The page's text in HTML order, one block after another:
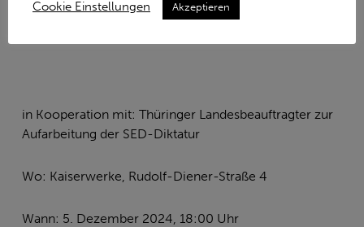
in Kooperation mit: Thüringer Landesbeauftragter zur
Aufarbeitung der SED-Diktatur
Wo: Kaiserwerke, Rudolf-Diener-Straße 4
Wann: 5. Dezember 2024, 18:00 Uhr
Cookie Einstellungen Akzeptieren